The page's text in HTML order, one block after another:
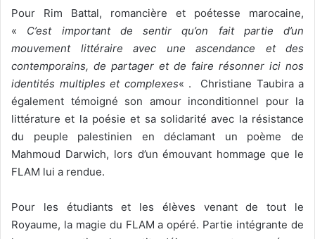
Pour Rim Battal, romancière et poétesse marocaine,
« C’est important de sentir qu’on fait partie d’un
mouvement littéraire avec une ascendance et des
contemporains, de partager et de faire résonner ici nos
identités multiples et complexes« . Christiane Taubira a
également témoigné son amour inconditionnel pour la
littérature et la poésie et sa solidarité avec la résistance
du peuple palestinien en déclamant un poème de
Mahmoud Darwich, lors d’un émouvant hommage que le
FLAM lui a rendue.
Pour les étudiants et les élèves venant de tout le
Royaume, la magie du FLAM a opéré. Partie intégrante de